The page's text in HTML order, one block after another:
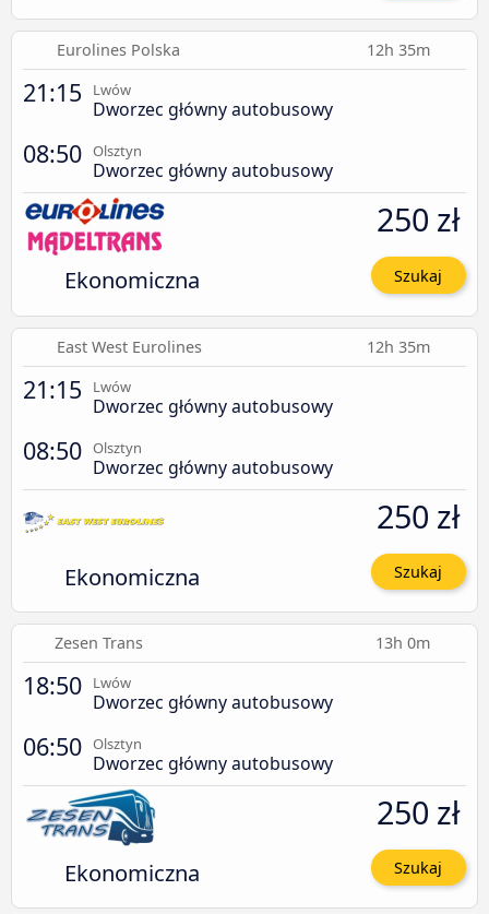
Eurolines Polska 12h 35m
21:15 Lwów
Dworzec główny autobusowy
08:50 Olsztyn
Dworzec główny autobusowy
Ekonomiczna
250 zł
Szukaj
East West Eurolines 12h 35m
21:15 Lwów
Dworzec główny autobusowy
08:50 Olsztyn
Dworzec główny autobusowy
Ekonomiczna
250 zł
Szukaj
Zesen Trans 13h 0m
18:50 Lwów
Dworzec główny autobusowy
06:50 Olsztyn
Dworzec główny autobusowy
Ekonomiczna
250 zł
Szukaj